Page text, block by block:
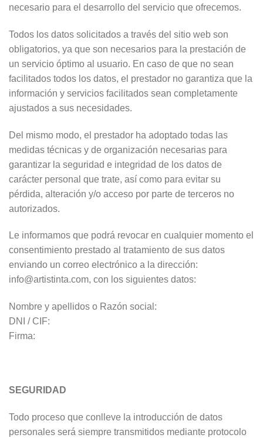
necesario para el desarrollo del servicio que ofrecemos.
Todos los datos solicitados a través del sitio web son
obligatorios, ya que son necesarios para la prestación de
un servicio óptimo al usuario. En caso de que no sean
facilitados todos los datos, el prestador no garantiza que la
información y servicios facilitados sean completamente
ajustados a sus necesidades.
Del mismo modo, el prestador ha adoptado todas las
medidas técnicas y de organización necesarias para
garantizar la seguridad e integridad de los datos de
carácter personal que trate, así como para evitar su
pérdida, alteración y/o acceso por parte de terceros no
autorizados.
Le informamos que podrá revocar en cualquier momento el
consentimiento prestado al tratamiento de sus datos
enviando un correo electrónico a la dirección:
info@artistinta.com, con los siguientes datos:
Nombre y apellidos o Razón social:
DNI / CIF:
Firma:
SEGURIDAD
Todo proceso que conlleve la introducción de datos
personales será siempre transmitidos mediante protocolo